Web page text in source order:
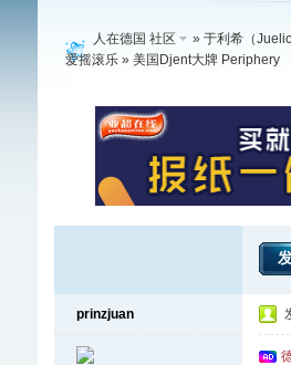
人在德国 社区 » 于利希（
爱摇滚乐» 美国Djent大牌 Periphery
prinzjuan